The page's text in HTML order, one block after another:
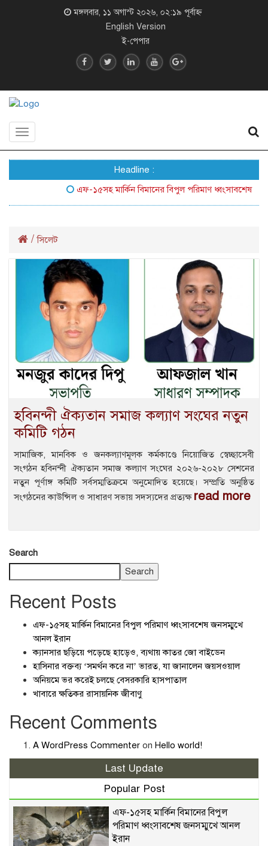
মঙ্গলবার, ১১ অগাস্ট ২০২৬, ০২:১৯ পূর্বাহ্ন
English Version
ই-পেপার
Toggle
Headline :
এফ-১৫সহ মার্কিন বিমানের বিপুল পরিমাণ ধ্বংসাবশেষ
/সিলেট
হবিনন্দী ঐক্যতান সমাজ কল্যাণ সংঘের নতুন
কমিটি গঠন
সামাজিক, মানবিক ও জনকল্যাণমূলক কর্মকাণ্ডে নিয়োজিত স্বেচ্ছাসেবী
সংগঠন হবিনন্দী ঐক্যতান সমাজ কল্যাণ সংঘের ২০২৬-২০২৮ সেশনের
নতুন পূর্ণাঙ্গ কমিটি সর্বসম্মতিক্রমে অনুমোদিত হয়েছে। সম্প্রতি অনুষ্ঠিত
সংগঠনের কাউন্সিল ও সাধারণ সভায় সদস্যদের প্রত্যক্ষ read more
Search
Search
Recent Posts
এফ-১৫সহ মার্কিন বিমানের বিপুল পরিমাণ ধ্বংসাবশেষ জনসম্মুখে
আনল ইরান
ক্যানসার ছড়িয়ে পড়েছে হাড়েও, ব্যথায় কাতর জো বাইডেন
হাসিনার বক্তব্য ‘সমর্থন করে না’ ভারত, যা জানালেন জয়সওয়াল
অনিয়মে ভর করেই চলছে বেসরকারি হাসপাতাল
খাবারে ক্ষতিকর রাসায়নিক জীবাণু
Recent Comments
A WordPress Commenter on Hello world!
Last Update
Popular Post
এফ-১৫সহ মার্কিন বিমানের বিপুল
পরিমাণ ধ্বংসাবশেষ জনসম্মুখে আনল
ইরান